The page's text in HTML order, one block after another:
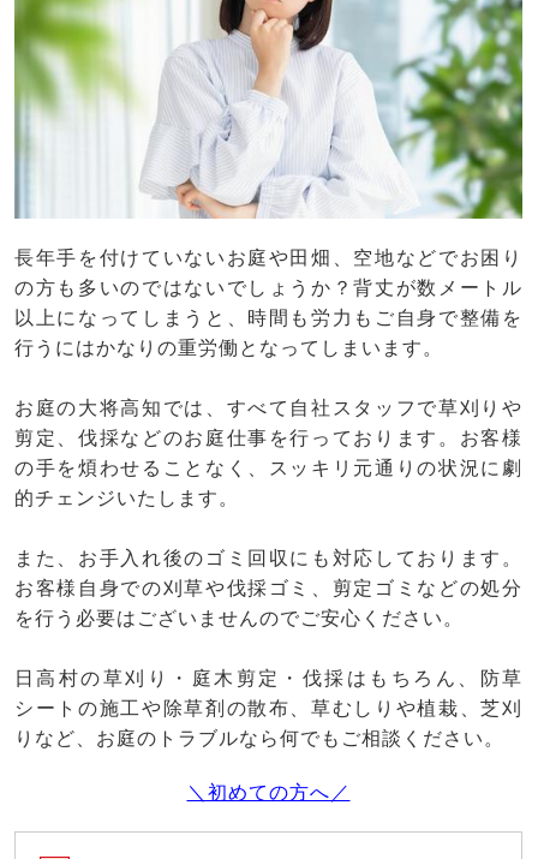
長年手を付けていないお庭や田畑、空地などでお困り
の方も多いのではないでしょうか？背丈が数メートル
以上になってしまうと、時間も労力もご自身で整備を
行うにはかなりの重労働となってしまいます。
お庭の大将高知では、すべて自社スタッフで草刈りや
剪定、伐採などのお庭仕事を行っております。お客様
の手を煩わせることなく、スッキリ元通りの状況に劇
的チェンジいたします。
また、お手入れ後のゴミ回収にも対応しております。
お客様自身での刈草や伐採ゴミ、剪定ゴミなどの処分
を行う必要はございませんのでご安心ください。
日高村の草刈り・庭木剪定・伐採はもちろん、防草
シートの施工や除草剤の散布、草むしりや植栽、芝刈
りなど、お庭のトラブルなら何でもご相談ください。
＼初めての方へ／